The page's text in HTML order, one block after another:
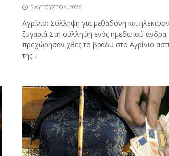
5 ΑΥΓΟΎΣΤΟΥ, 2026
Aγρίνιο: Σύλληψη για μεθαδόνη και
ζυγαριά Στη σύλληψη ενός ημεδαπού άνδρα
προχώρησαν χθες το βράδυ στο Αγρίνιο
της...